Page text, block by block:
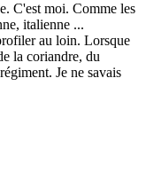
C'est moi. Comme les
italienne ...
au loin. Lorsque
la coriandre, du
Je ne savais